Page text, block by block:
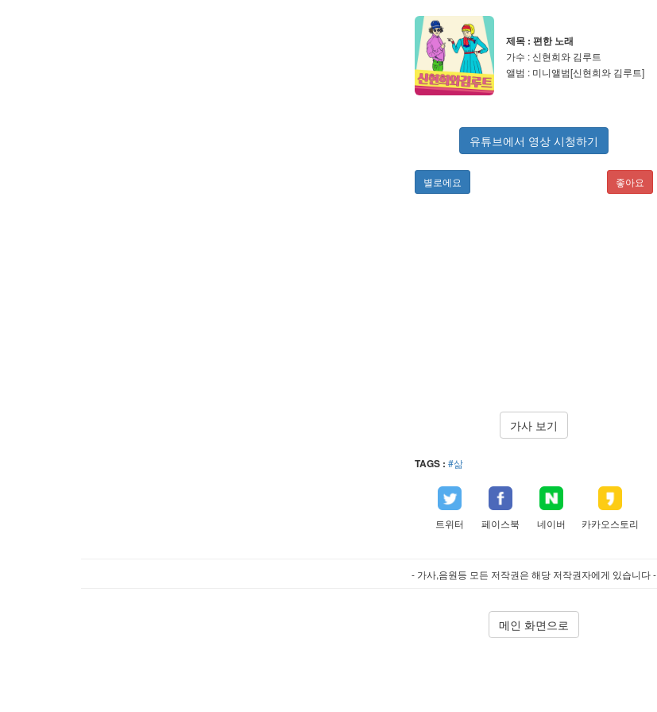
제목 : 편한 노래
가수 : 신현희와 김루트
앨범 : 미니앨범[신현희와 김루트]
유튜브에서 영상 시청하기
별로에요 좋아요
가사 보기
TAGS : #삶
트위터 페이스북 네이버 카카오스토리
- 가사,음원등 모든 저작권은 해당 저작권자에게 있습니다 -
메인 화면으로